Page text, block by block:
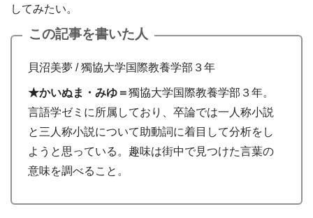
してみたい。
この記事を書いた人
貝沼美夢 / 獨協大学国際教養学部３年
★かいぬま・みゆ＝獨協大学国際教養学部３年。
言語学ゼミに所属しており、卒論では一人称小説
と三人称小説について助動詞に着目して分析をし
ようと思っている。趣味は街中で見つけた言葉の
意味を調べること。